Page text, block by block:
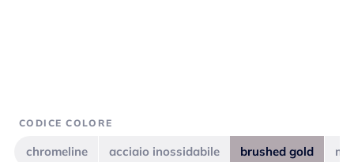
CODICE COLORE
chromeline acciaio inossidabile brushed gold